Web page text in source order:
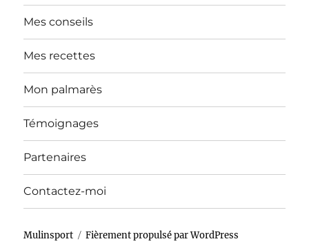
Mes conseils
Mes recettes
Mon palmarès
Témoignages
Partenaires
Contactez-moi
Mulinsport Fièrement propulsé par WordPress